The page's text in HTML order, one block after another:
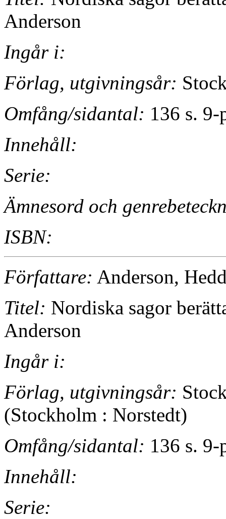
Anderson
Ingår i:
Förlag, utgivningsår:
Omfång/sidantal: 136 s.
Innehåll:
Serie:
Ämnesord och
ISBN:
Författare: Anderson,
Titel: Nordiska sagor
Anderson
Ingår i:
Förlag, utgivningsår:
(Stockholm : Norstedt)
Omfång/sidantal: 136 s.
Innehåll:
Serie: